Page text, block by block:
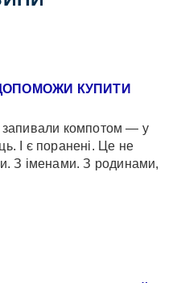
КУПИТИ
запивали компотом — у
І є поранені. Це не
З іменами. З родинами,